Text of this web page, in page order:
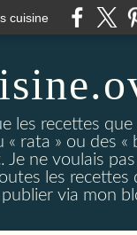
cuisine
les recettes
rata » ou des «
ne voulais
les
via mon